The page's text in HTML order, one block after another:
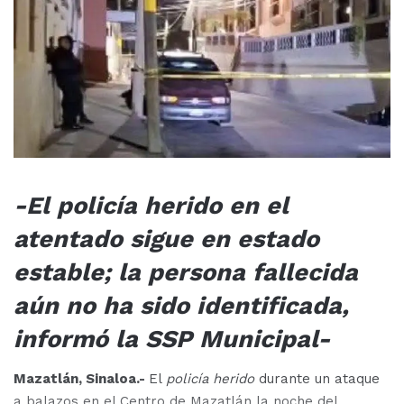
-El policía herido en el
atentado sigue en estado
estable; la persona fallecida
aún no ha sido identificada,
informó la SSP Municipal-
Mazatlán, Sinaloa.- El policía heridodurante un ataque